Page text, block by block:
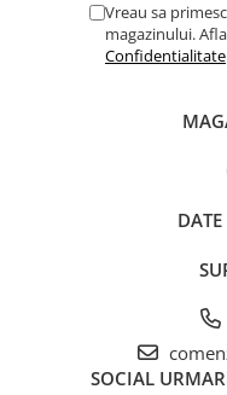
Vreau sa
magazinului.
Confidentialitate
SOCIAL